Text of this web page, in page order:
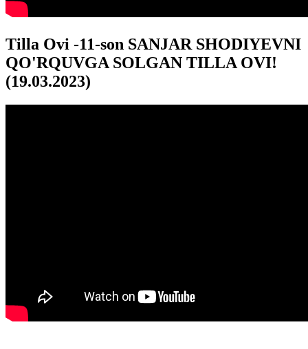
Tilla Ovi -11-son SANJAR SHODIYEVNI
QO'RQUVGA SOLGAN TILLA OVI!
(19.03.2023)